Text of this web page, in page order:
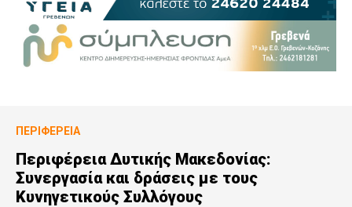
ΠΕΡΙΦΈΡΕΙΑ
Περιφέρεια Δυτικής Μακεδονίας:
Συνεργασία και δράσεις με τους
Κυνηγετικούς Συλλόγους